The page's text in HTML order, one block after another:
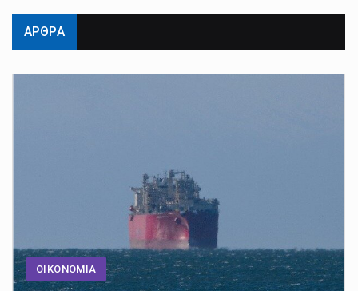
ΑΡΘΡΑ
ΟΙΚΟΝΟΜΙΑ